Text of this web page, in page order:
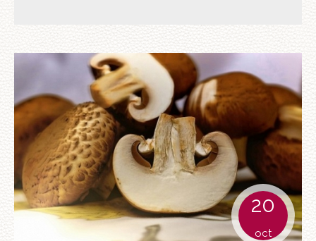
20
oct